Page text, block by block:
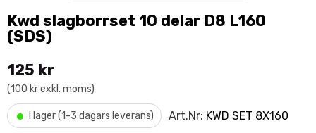
Kwd slagborrset 10 delar D8 L160
(SDS)
125 kr
(100 kr exkl. moms)
• I lager (1-3 dagars leverans) Art.Nr: KWD SET 8X160